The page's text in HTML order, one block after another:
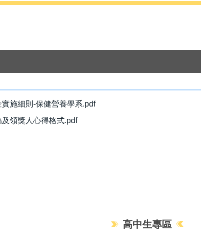
施細則-保健營養學系.pdf
領獎人心得格式.pdf
高中生專區